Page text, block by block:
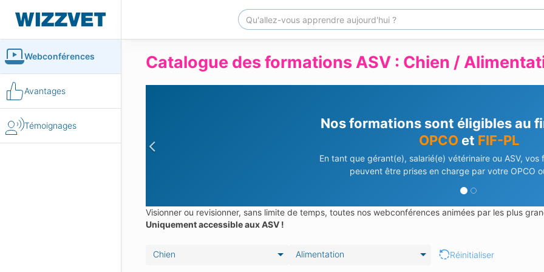
Webconférences
Avantages
Témoignages
Catalogue des formations ASV : Chien /
Besoin d'aide pour vos
Notre équipe vous accompagne dans vos demandes
En savoir plus Contactez-nous
Previous
Visionner ou revisionner, sans limite de temps, toutes nos webconférences animées par les plus
Uniquement accessible aux ASV !
Chien Alimentation Réinitialiser